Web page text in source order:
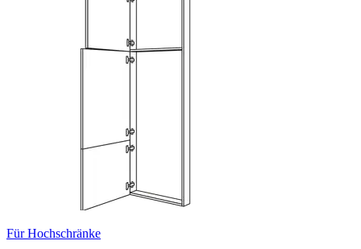
Für Hochschränke